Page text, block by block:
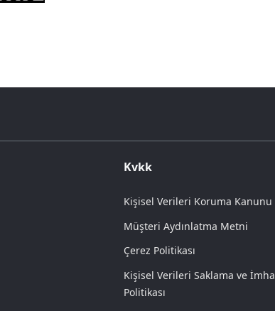
Kvkk
Kişisel Verileri Koruma Kanunu
Müşteri Aydınlatma Metni
Çerez Politikası
Kişisel Verileri Saklama ve İmha
Politikası